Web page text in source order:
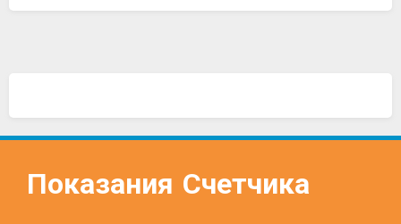
Показания Счетчика